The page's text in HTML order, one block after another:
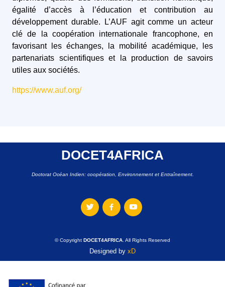
égalité d’accès à l’éducation et contribution au
développement durable. L’AUF agit comme un acteur
clé de la coopération internationale francophone, en
favorisant les échanges, la mobilité académique, les
partenariats scientifiques et la production de savoirs
utiles aux sociétés.
https://www.auf.org/
DOCET4AFRICA
Doctorat Océan Indien: coopération, Environnement et Entraînement.
© Copyright DOCET4AFRICA . All Rights Reserved
Designed by xD